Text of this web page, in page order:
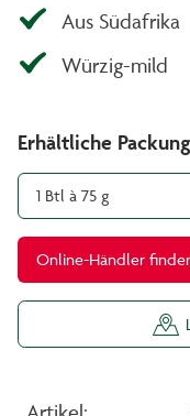
Aus Südafrika
Würzig-mild
Erhältliche
1 Btl à 75 g
Online-Händler